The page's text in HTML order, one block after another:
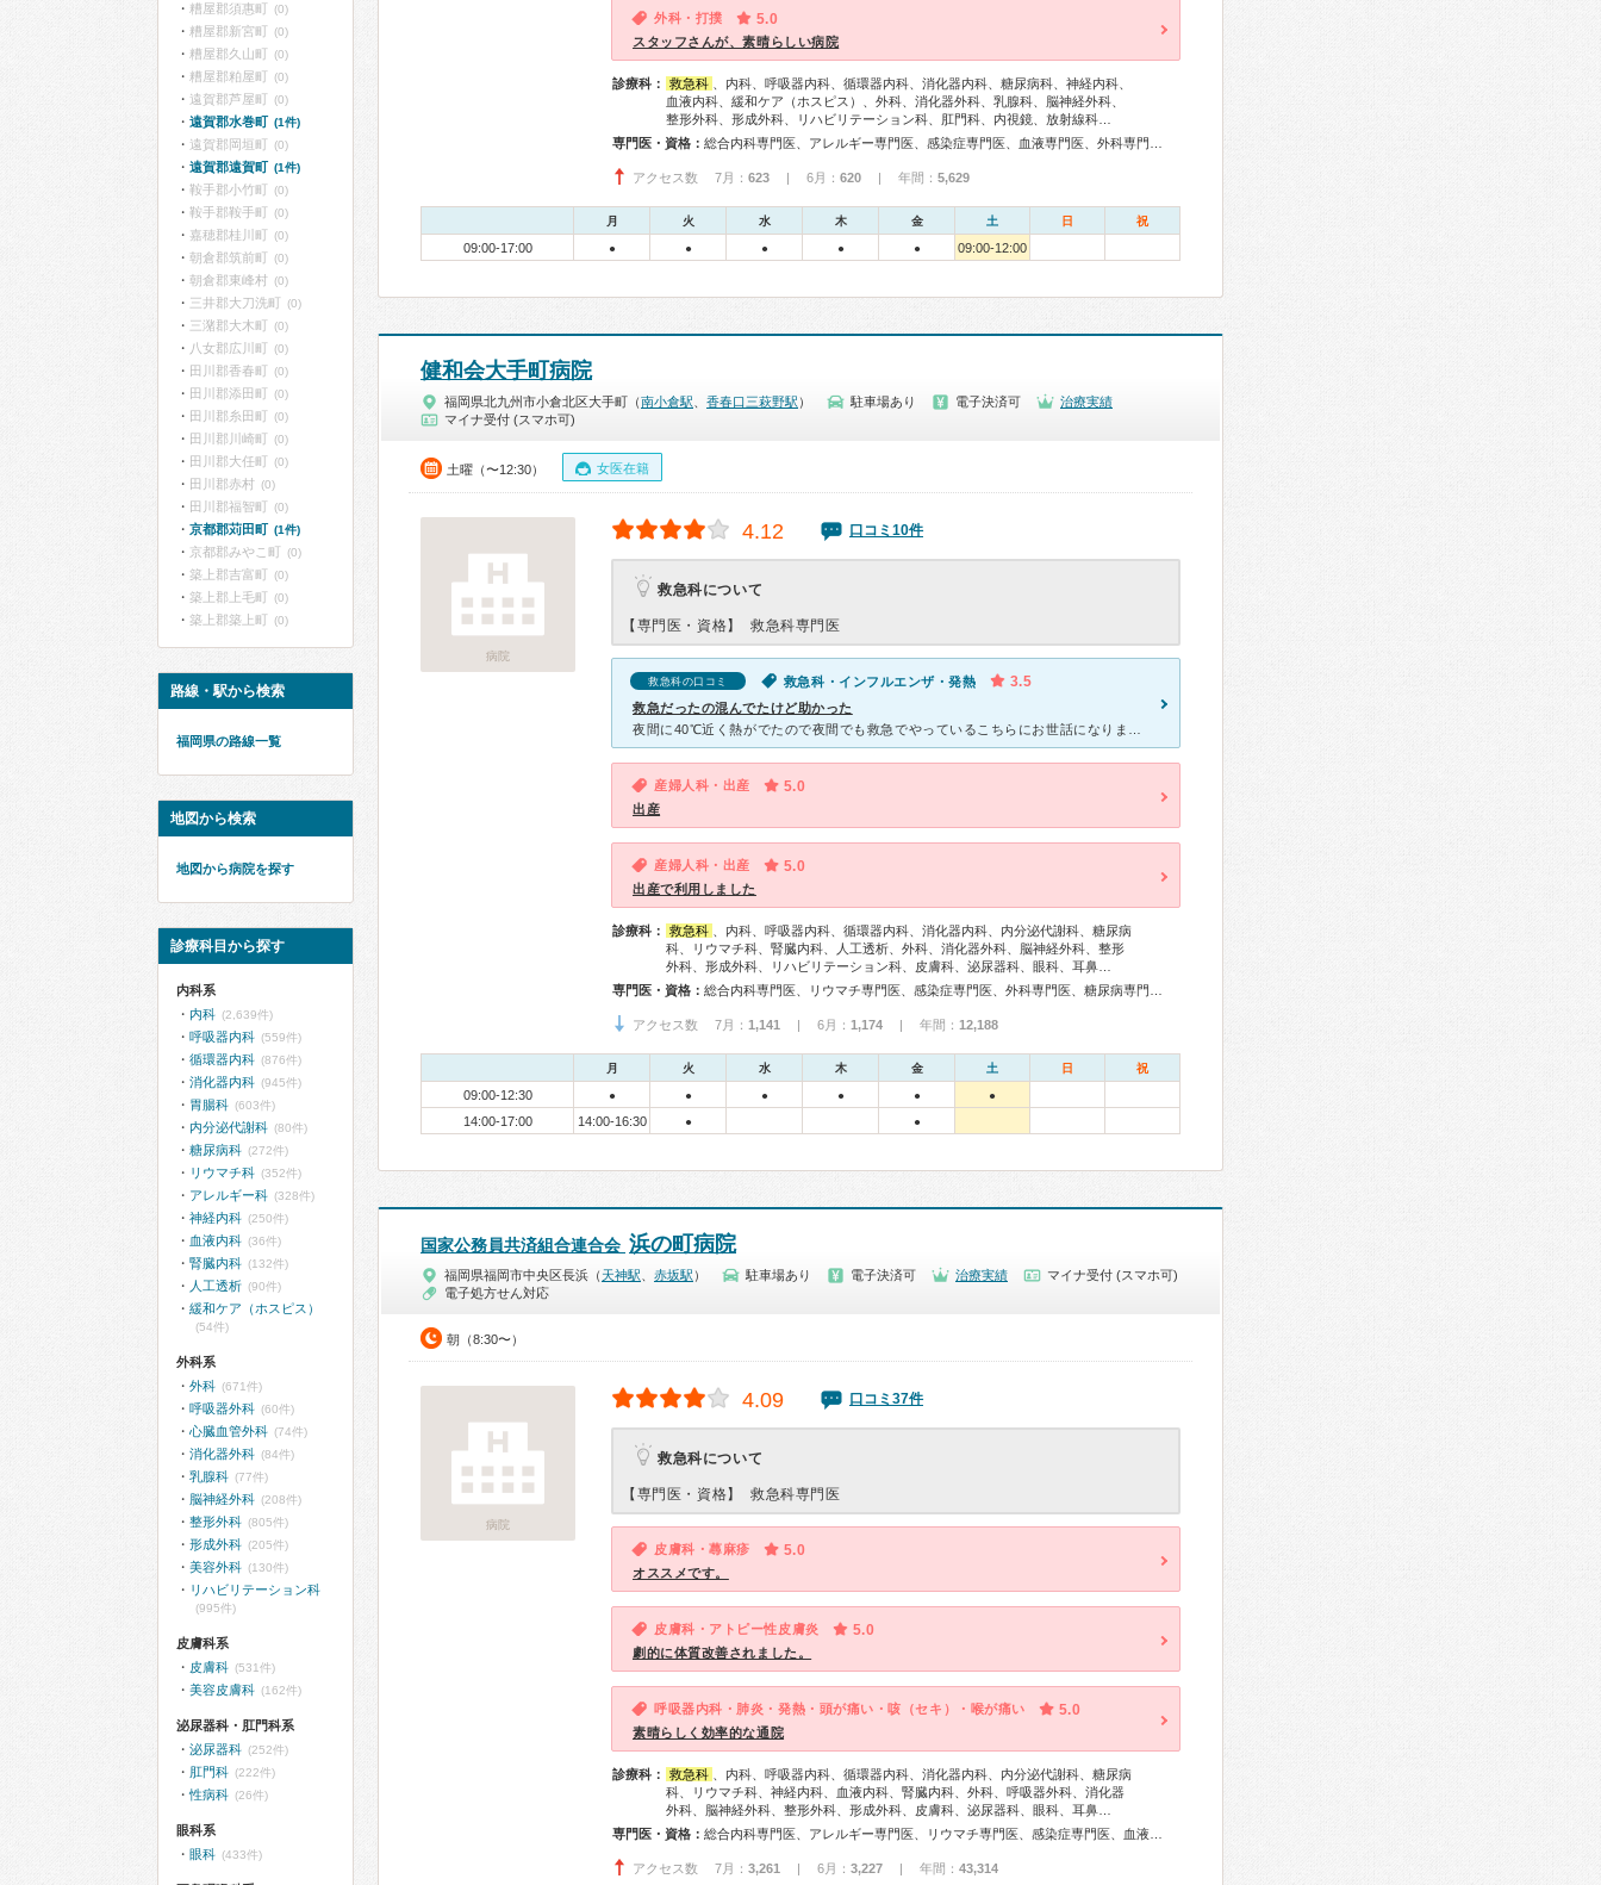
外科・打撲 5.0
スタッフさんが、素晴らしい病院
診療科： 救急科
、内科、呼吸器内科、循環器内科、消化器内科、糖尿病科、神経内科、
血液内科、緩和ケア（ホスピス）、外科、消化器外科、乳腺科、脳神経外科、
整形外科、形成外科、リハビリテーション科、肛門科、内視鏡、放射線科…
専門医・資格：
アクセス数 7月： 623 | 6月： 620 | 年間： 5,629
月 火 水 木 金 土 日 祝
09:00-17:00 ● ● ● ● ● 09:00-12:00
健和会大手町病院
福岡県北九州市小倉北区大手町（南小倉駅 香春口三萩野駅 ） 駐車場あり 電子決済可
治療実績
マイナ受付 (スマホ可)
土曜（〜12:30） 女医在籍
病院
4.12 口コミ10件
救急科について
【専門医・資格】 救急科専門医
救急科の口コミ 救急科・インフルエンザ・発熱 3.5
救急だったの混んでたけど助かった
産婦人科・出産 5.0
出産
産婦人科・出産 5.0
出産で利用しました
診療科： 救急科
、内科、呼吸器内科、循環器内科、消化器内科、内分泌代謝科、糖尿病
科、リウマチ科、腎臓内科、人工透析、外科、消化器外科、脳神経外科、整形
外科、形成外科、リハビリテーション科、皮膚科、泌尿器科、眼科、耳鼻…
専門医・資格：
アクセス数 7月： 1,141 | 6月： 1,174 | 年間： 12,188
月 火 水 木 金 土 日 祝
09:00-12:30 ● ● ● ● ● ●
14:00-17:00 14:00-16:30 ● ●
国家公務員共済組合連合会 浜の町病院
福岡県福岡市中央区長浜（ 天神駅 赤坂駅 ） 駐車場あり 電子決済可 治療実績
マイナ受付 (スマホ可)
電子処方せん対応
朝（8:30〜）
病院
4.09 口コミ37件
救急科について
【専門医・資格】 救急科専門医
皮膚科・蕁麻疹 5.0
オススメです。
皮膚科・アトピー性皮膚炎 5.0
劇的に体質改善されました。
呼吸器内科・肺炎・発熱・頭が痛い・咳（セキ）・喉が痛い 5.0
素晴らしく効率的な通院
診療科： 救急科
、内科、呼吸器内科、循環器内科、消化器内科、内分泌代謝科、糖尿病
科、リウマチ科、神経内科、血液内科、腎臓内科、外科、呼吸器外科、消化器
外科、脳神経外科、整形外科、形成外科、皮膚科、泌尿器科、眼科、耳鼻…
専門医・資格：
アクセス数 7月： 3,261 | 6月： 3,227 | 年間： 43,314
糟屋郡須惠町 (0)
糟屋郡新宮町 (0)
糟屋郡久山町 (0)
糟屋郡粕屋町 (0)
遠賀郡芦屋町 (0)
遠賀郡水巻町 (1件)
遠賀郡岡垣町 (0)
遠賀郡遠賀町 (1件)
鞍手郡小竹町 (0)
鞍手郡鞍手町 (0)
嘉穂郡桂川町 (0)
朝倉郡筑前町 (0)
朝倉郡東峰村 (0)
三井郡大刀洗町 (0)
三潴郡大木町 (0)
八女郡広川町 (0)
田川郡香春町 (0)
田川郡添田町 (0)
田川郡糸田町 (0)
田川郡川崎町 (0)
田川郡大任町 (0)
田川郡赤村 (0)
田川郡福智町 (0)
京都郡苅田町 (1件)
京都郡みやこ町 (0)
築上郡吉富町 (0)
築上郡上毛町 (0)
築上郡築上町 (0)
路線・駅から検索
福岡県の路線一覧
地図から検索
地図から病院を探す
診療科目から探す
内科系
内科 (2,639件)
呼吸器内科 (559件)
循環器内科 (876件)
消化器内科 (945件)
胃腸科 (603件)
内分泌代謝科 (80件)
糖尿病科 (272件)
リウマチ科 (352件)
アレルギー科 (328件)
神経内科 (250件)
血液内科 (36件)
腎臓内科 (132件)
人工透析 (90件)
緩和ケア（ホスピス）
(54件)
外科系
外科 (671件)
呼吸器外科 (60件)
心臓血管外科 (74件)
消化器外科 (84件)
乳腺科 (77件)
脳神経外科 (208件)
整形外科 (805件)
形成外科 (205件)
美容外科 (130件)
リハビリテーション科
(995件)
皮膚科系
皮膚科 (531件)
美容皮膚科 (162件)
泌尿器科・肛門科系
泌尿器科 (252件)
肛門科 (222件)
性病科 (26件)
眼科系
眼科 (433件)